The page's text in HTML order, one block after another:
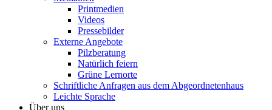
Printmedien
Videos
Pressebilder
Externe Angebote
Pilzberatung
Natürlich feiern
Grüne Lernorte
Schriftliche Anfragen aus dem Abgeordnetenhaus
Leichte Sprache
Über uns